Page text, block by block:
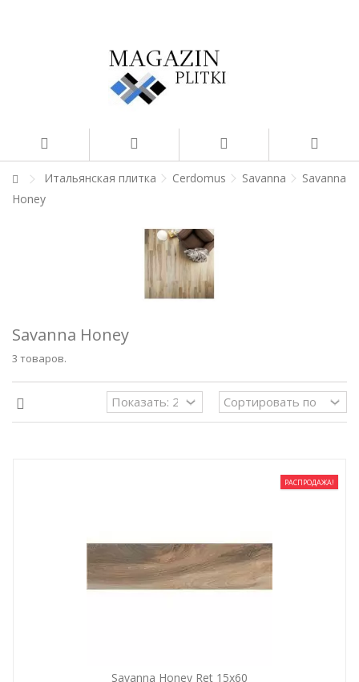
Итальянская плитка Cerdomus Savanna
Savanna
Honey
Savanna Honey
3 товаров.
РАСПРОДАЖА!
Savanna Honey Ret 15x60